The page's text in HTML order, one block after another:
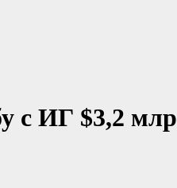
с ИГ $3,2